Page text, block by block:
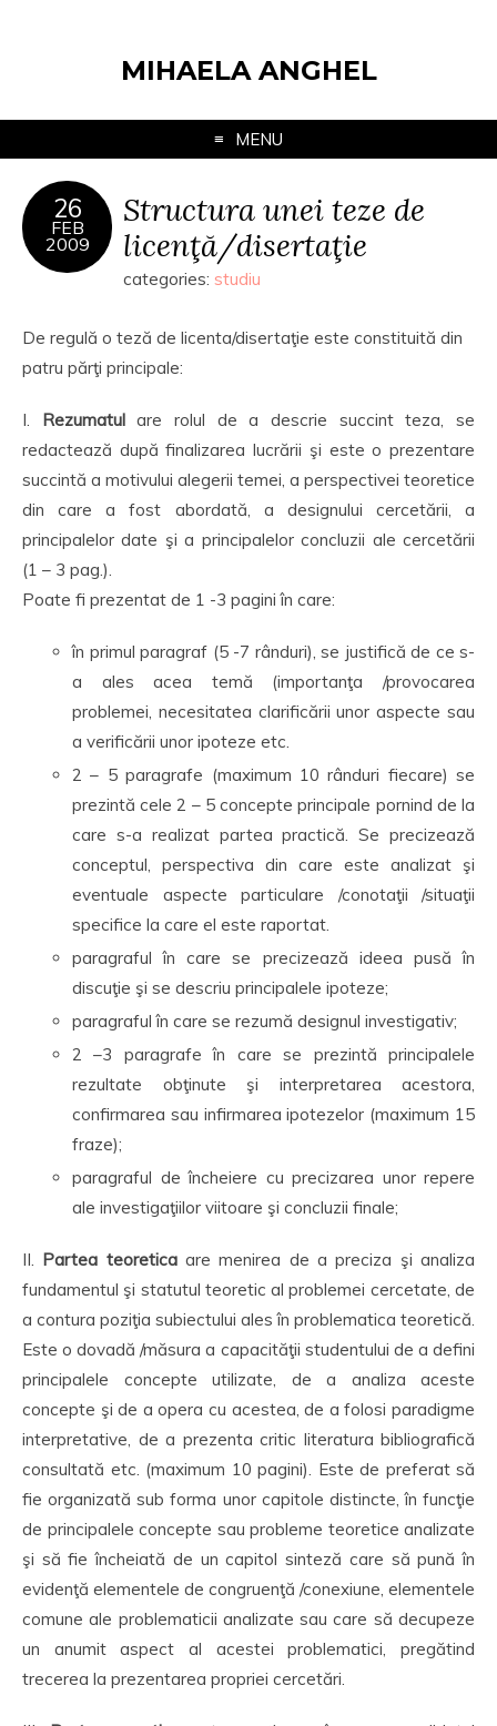
MIHAELA ANGHEL
MENU
26
FEB
2009
Structura unei teze de
licenţă/disertaţie
categories: studiu
De regulă o teză de licenta/disertaţie este constituită din
patru părţi principale:
I. Rezumatulare rolul de a descrie succint teza, se
redactează după finalizarea lucrării şi este o prezentare
succintă a motivului alegerii temei, a perspectivei teoretice
din care a fost abordată, a designului cercetării, a
principalelor date şi a principalelor concluzii ale cercetării
(1 – 3 pag.).
Poate fi prezentat de 1 -3 pagini în care:
în primul paragraf (5 -7 rânduri), se justifică de ce s-
a ales acea temă (importanţa /provocarea
problemei, necesitatea clarificării unor aspecte sau
a verificării unor ipoteze etc.
2 – 5 paragrafe (maximum 10 rânduri fiecare) se
prezintă cele 2 – 5 concepte principale pornind de la
care s-a realizat partea practică. Se precizează
conceptul, perspectiva din care este analizat şi
eventuale aspecte particulare /conotaţii /situaţii
specifice la care el este raportat.
paragraful în care se precizează ideea pusă în
discuţie şi se descriu principalele ipoteze;
paragraful în care se rezumă designul investigativ;
2 –3 paragrafe în care se prezintă principalele
rezultate obţinute şi interpretarea acestora,
confirmarea sau infirmarea ipotezelor (maximum 15
fraze);
paragraful de încheiere cu precizarea unor repere
ale investigaţiilor viitoare şi concluzii finale;
II. Partea teoreticaare menirea de a preciza şi analiza
fundamentul şi statutul teoretic al problemei cercetate, de
a contura poziţia subiectului ales în problematica teoretică.
Este o dovadă /măsura a capacităţii studentului de a defini
principalele concepte utilizate, de a analiza aceste
concepte şi de a opera cu acestea, de a folosi paradigme
interpretative, de a prezenta critic literatura bibliografică
consultată etc. (maximum 10 pagini). Este de preferat să
fie organizată sub forma unor capitole distincte, în funcţie
de principalele concepte sau probleme teoretice analizate
şi să fie încheiată de un capitol sinteză care să pună în
evidenţă elementele de congruenţă /conexiune, elementele
comune ale problematicii analizate sau care să decupeze
un anumit aspect al acestei problematici, pregătind
trecerea la prezentarea propriei cercetări.